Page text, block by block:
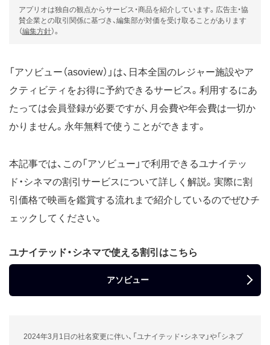
アプリオは独自の観点からサービス・商品を紹介しています。広告主・協
賛企業との取引関係に基づき、編集部が対価を受け取ることがあります
（編集方針）。
「アソビュー（asoview）」は、日本全国のレジャー施設やア
クティビティをお得に予約できるサービス。利用するにあ
たっては会員登録が必要ですが、月会費や年会費は一切か
かりません。永年無料で使うことができます。
本記事では、この「アソビュー」で利用できるユナイテッ
ド・シネマの割引サービスについて詳しく解説。実際に割
引価格で映画を鑑賞する流れまで紹介しているのでぜひチ
ェックしてください。
ユナイテッド・シネマで使える割引はこちら
アソビュー
2024年3月1日の社名変更に伴い、「ユナイテッド・シネマ」や「シネプ